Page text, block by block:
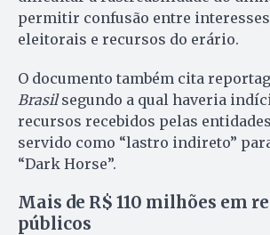
permitir confusão entre
eleitorais e recursos do erário.
O documento também cita
Brasilsegundo a qual haveria
recursos recebidos pelas
servido como “lastro indireto”
“Dark Horse”.
Mais de R$ 110 milhões em
públicos